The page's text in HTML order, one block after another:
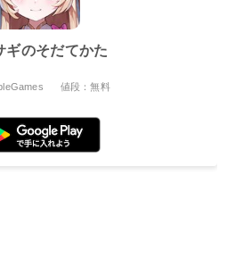
ギのそだてかた
値段：無料